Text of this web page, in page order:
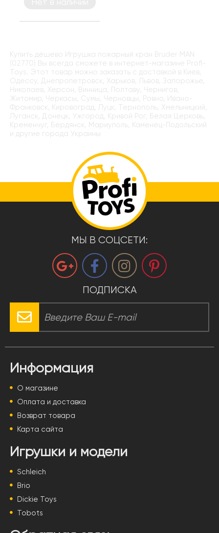
Купить дёшево Игрушка пожарный кран Bruder MAN
(02770) Вы всегда сможете в интернет-магазине Profi-
Toys. Этот товар можно заказать с доставкой в Киев,
Одессу, Днепропетровск, Харьков, Львов, Запорожье,
Николаев, Херсон, Винница, Полтаву, Чернигов,
Житомир, Черкасы, Сумы, Черновцы, Ровно, Ивано-
Франковск, Кировоград, Луцк, Тернополь, Хмельницкий,
Луганск, Донецк, Ужгород, Кривой Рог, Белая Церковь,
Кременчуг, Бердянск, Мариуполь, Каменец-Подольский
и другие города Украины
МЫ В СОЦСЕТИ:
ПОДПИСКА
Информация
О магазине
Оплата и доставка
Возврат товара
Карта сайта
Игрушки и модели
Schleich
Brio
Dickie Toys
Tobots